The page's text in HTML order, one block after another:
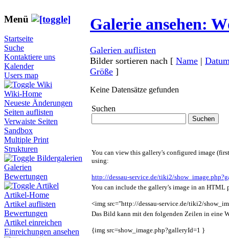
Menü
Startseite
Suche
Kontaktiere uns
Kalender
Users map
Wiki
Wiki-Home
Neueste Änderungen
Seiten auflisten
Verwaiste Seiten
Sandbox
Multiple Print
Strukturen
Bildergalerien
Galerien
Bewertungen
Artikel
Artikel-Home
Artikel auflisten
Bewertungen
Artikel einreichen
Einreichungen ansehen
Galerie ansehen:
Galerien auflisten
Bilder sortieren nach [ Name |
Größe ]
Keine Datensätze gefunden
Suchen
You can view this gallery's configured image
using:
http://dessau-service.de/tiki2/
You can include the gallery's image in an HTML
<img src="http://dessau-service.de/tiki2/
Das Bild kann mit den folgenden Zeilen in eine
{img src=show_image.php?galleryId=1 }